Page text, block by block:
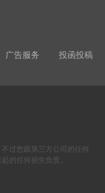
广告服务 投函投稿
过您跟第三方公司的任何
的任何损失负责。